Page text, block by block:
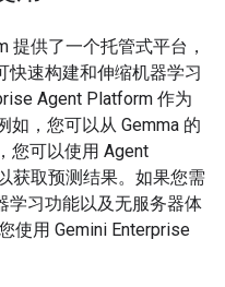
提供了一个托管式平台，
快速构建和伸缩机器学习
Agent Platform 作为
如，您可以从 Gemma 的
您可以使用 Agent
获取预测结果。如果您需
学习功能以及无服务器体
使用 Gemini Enterprise